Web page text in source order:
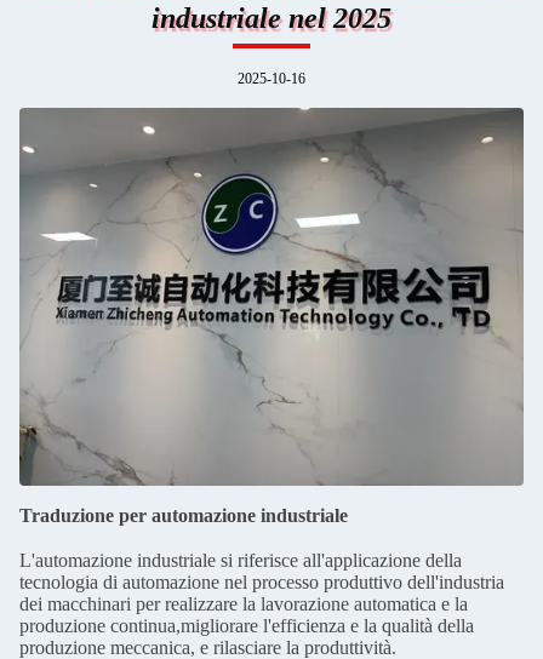
industriale nel 2025
2025-10-16
Traduzione per automazione industriale
L'automazione industriale si riferisce all'applicazione della
tecnologia di automazione nel processo produttivo dell'industria
dei macchinari per realizzare la lavorazione automatica e la
produzione continua,migliorare l'efficienza e la qualità della
produzione meccanica, e rilasciare la produttività.